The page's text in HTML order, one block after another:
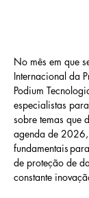
No mês em que
Internacional da
Podium
especialistas
sobre temas que
agenda de
fundamentais
de proteção de
constante